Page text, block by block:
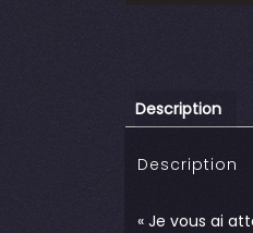
Description
Description
« Je vous ai